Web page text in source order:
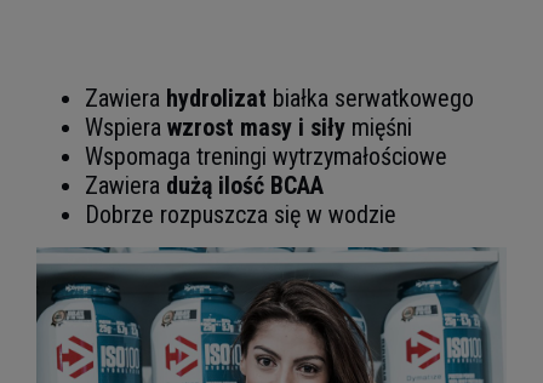
Zawiera hydrolizat białka serwatkowego
Wspiera wzrost masy i siły mięśni
Wspomaga treningi wytrzymałościowe
Zawiera dużą ilość BCAA
Dobrze rozpuszcza się w wodzie